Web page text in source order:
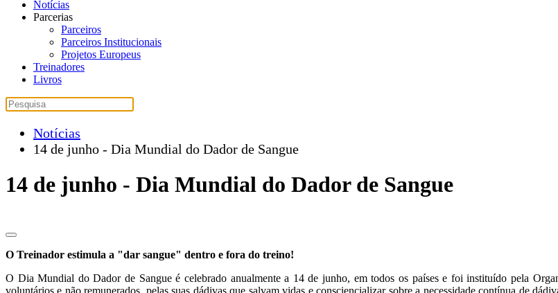
Notícias
Parcerias
Parceiros
Parceiros Institucionais
Projetos Europeus
Treinadores
Livros
Notícias
14 de junho - Dia Mundial do Dador de Sangue
14 de junho - Dia Mundial do Dador de Sangue
O Treinador estimula a "dar sangue" dentro e fora do treino!
O Dia Mundial do Dador de Sangue é celebrado anualmente a 14 de junho, em todos os países e foi instituído pela
voluntários e não remunerados, pelas suas dádivas que salvam vidas e consciencializar sobre a necessidade contínua de